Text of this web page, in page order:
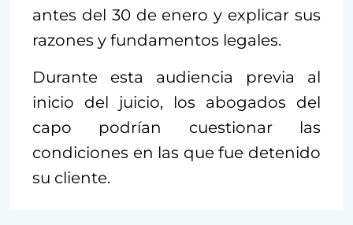
antes del 30 de enero y explicar sus
razones y fundamentos legales.
Durante esta audiencia previa al
inicio del juicio, los abogados del
capo podrían cuestionar las
condiciones en las que fue detenido
su cliente.